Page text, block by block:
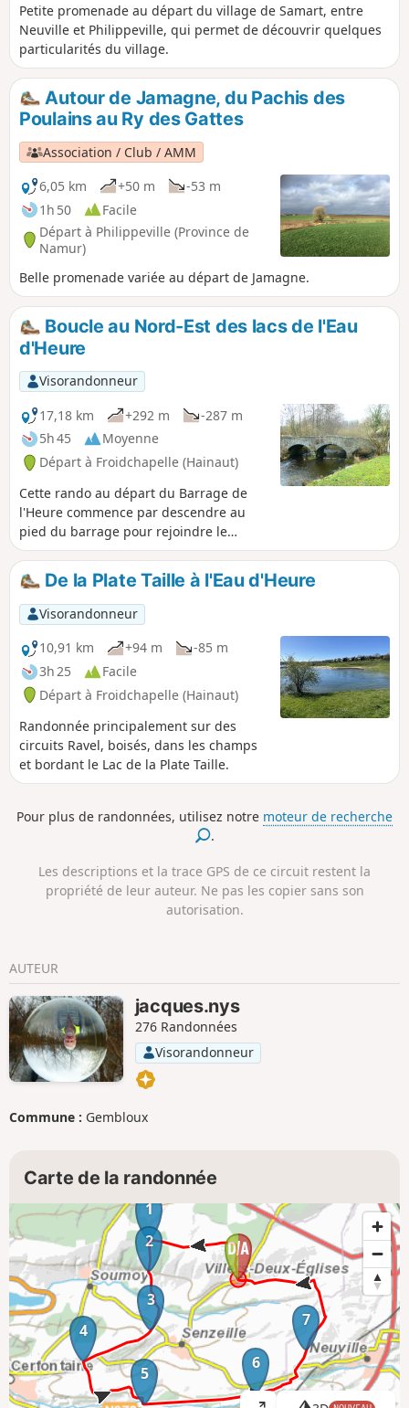
Petite promenade au départ du village de Samart, entre
Neuville et Philippeville, qui permet de découvrir quelques
particularités du village.
Autour de Jamagne, du Pachis des
Poulains au Ry des Gattes
Association / Club / AMM
6,05 km
+50 m
-53 m
1h 50
Facile
Départ à Philippeville (Province de
Namur)
Belle promenade variée au départ de Jamagne.
Boucle au Nord-Est des lacs de l'Eau
d'Heure
Visorandonneur
17,18 km
+292 m
-287 m
5h 45
Moyenne
Départ à Froidchapelle (Hainaut)
Cette rando au départ du Barrage de
l'Heure commence par descendre au
pied du barrage pour rejoindre le
quartier de Beaupont avant de se
diriger plein est vers la vallée du Ry
Jaune, l'un des ruisseaux qui alimentent
les lacs de l'Eau d'Heure. Au retour, le
parcours traverse le village de Soumoy
pour rejoindre le Ry Jaune, longer le lac
homonyme et traverser le Bois des
Maréchaux jusqu'au point de départ.
Paysages forestiers, campagnards et
lacustres.
De la Plate Taille à l'Eau d'Heure
Visorandonneur
10,91 km
+94 m
-85 m
3h 25
Facile
Départ à Froidchapelle (Hainaut)
Randonnée principalement sur des
circuits Ravel, boisés, dans les champs
et bordant le Lac de la Plate Taille.
Pour plus de randonnées, utilisez notre moteur de recherche
.
Les descriptions et la trace GPS de ce circuit restent la
propriété de leur auteur. Ne pas les copier sans son
autorisation.
AUTEUR
jacques.nys
276 Randonnées
Visorandonneur
Commune : Gembloux
Carte de la randonnée
1
2
3
4
5
6
7